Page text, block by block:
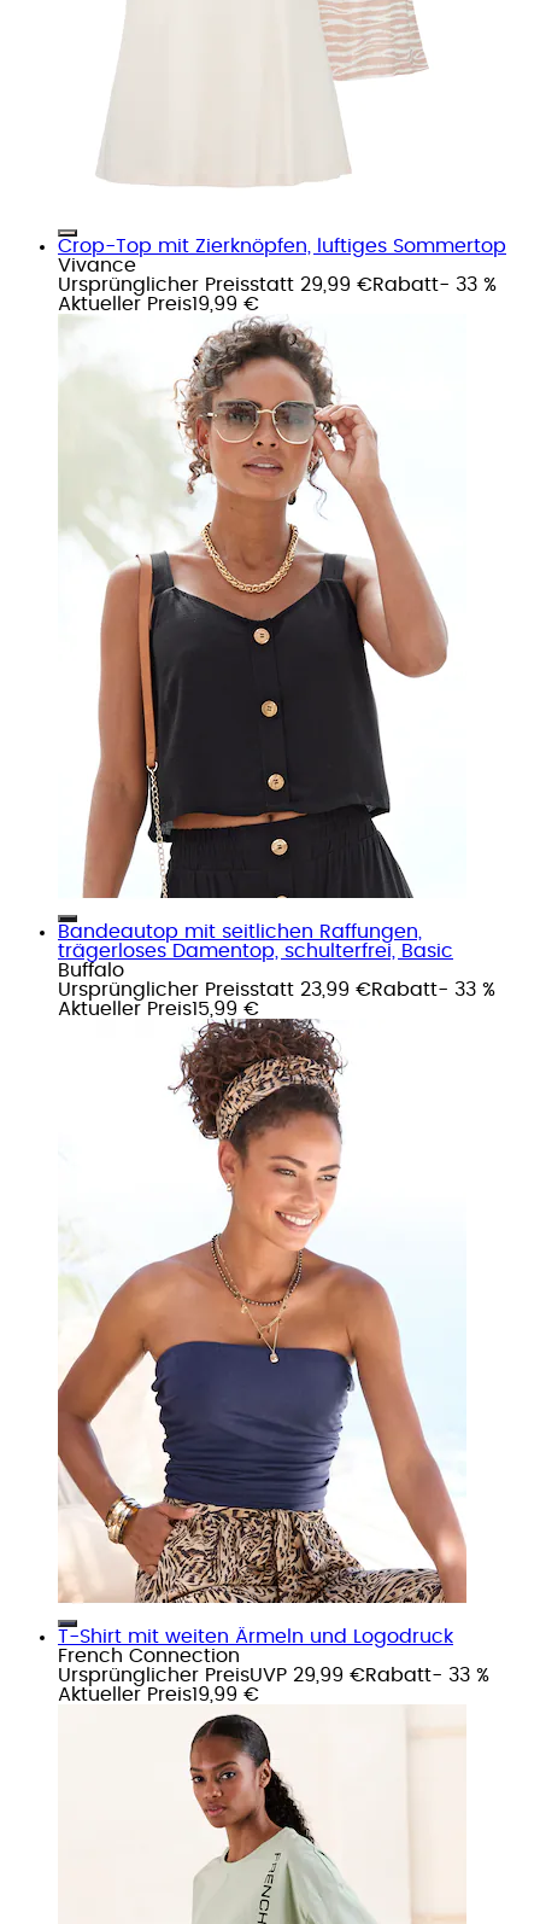
Crop-Top mit Zierknöpfen, luftiges Sommertop
Vivance
Ursprünglicher Preisstatt 29,99 €Rabatt- 33 %
Aktueller Preis19,99 €
Bandeautop mit seitlichen Raffungen,
trägerloses Damentop, schulterfrei, Basic
Buffalo
Ursprünglicher Preisstatt 23,99 €Rabatt- 33 %
Aktueller Preis15,99 €
T-Shirt mit weiten Ärmeln und Logodruck
French Connection
Ursprünglicher PreisUVP 29,99 €Rabatt- 33 %
Aktueller Preis19,99 €